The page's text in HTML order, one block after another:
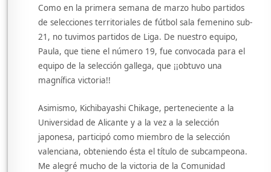
Como en la primera semana de marzo hubo partidos
de selecciones territoriales de fútbol sala femenino sub-
21, no tuvimos partidos de Liga. De nuestro equipo,
Paula, que tiene el número 19, fue convocada para el
equipo de la selección gallega, que ¡¡obtuvo una
magnífica victoria!!
Asimismo, Kichibayashi Chikage, perteneciente a la
Universidad de Alicante y a la vez a la selección
japonesa, participó como miembro de la selección
valenciana, obteniendo ésta el título de subcampeona.
Me alegré mucho de la victoria de la Comunidad